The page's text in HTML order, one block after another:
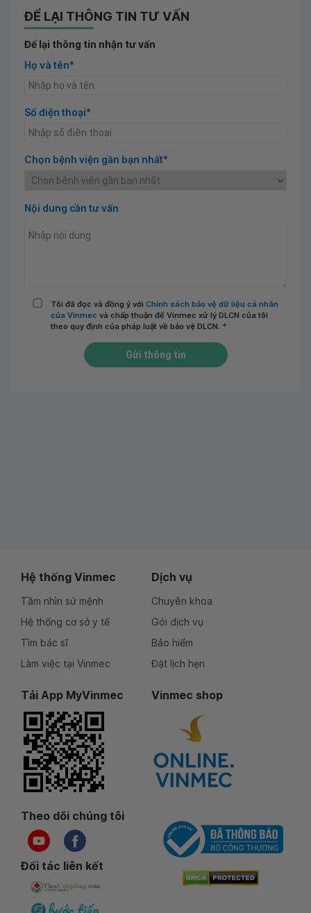
ĐỂ LẠI THÔNG TIN TƯ VẤN
Để lại thông tin nhận tư vấn
Họ và tên*
Số điện thoại*
Chọn bệnh viện gần bạn nhất*
Nội dung cần tư vấn
Tôi đã đọc và đồng ý với Chính sách bảo vệ dữ liệu cá nhân
của Vinmec và chấp thuận để Vinmec xử lý DLCN của tôi
theo quy định của pháp luật về bảo vệ DLCN. *
Gửi thông tin
Hệ thống Vinmec
Tầm nhìn sứ mệnh
Hệ thống cơ sở y tế
Tìm bác sĩ
Làm việc tại Vinmec
Dịch vụ
Chuyên khoa
Gói dịch vụ
Bảo hiểm
Đặt lịch hẹn
Tải App MyVinmec Vinmec shop
Theo dõi chúng tôi
Đối tác liên kết